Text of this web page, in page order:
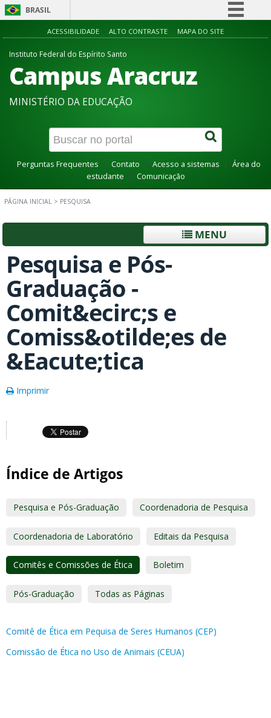
BRASIL
Simplifique!
Acesso à informação
Canais
ACESSIBILIDADE ALTO CONTRASTE MAPA DO SITE
Instituto Federal do Espírito Santo
Campus Aracruz
MINISTÉRIO DA EDUCAÇÃO
Perguntas Frequentes Contato Acesso a sistemas
Área do
estudante
Comunicação
PÁGINA INICIAL > PESQUISA
MENU
Pesquisa e Pós-
Graduação -
Comit&ecirc;s e
Comiss&otilde;es de
&Eacute;tica
Imprimir
Índice de Artigos
Pesquisa e Pós-Graduação Coordenadoria de Pesquisa
Coordenadoria de Laboratório Editais da Pesquisa
Comitês e Comissões de Ética Boletim
Pós-Graduação Todas as Páginas
Comitê de Ética em Pequisa de Seres Humanos (CEP)
Comissão de Ética no Uso de Animais (CEUA)